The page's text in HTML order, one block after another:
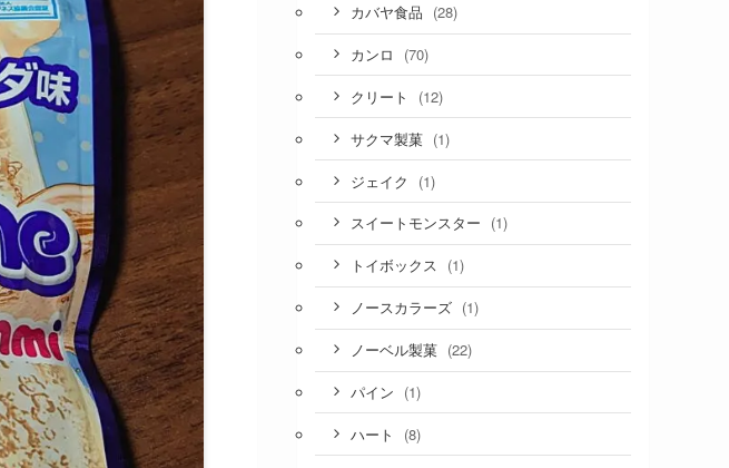
カバヤ食品 (28)
カンロ (70)
クリート (12)
サクマ製菓 (1)
ジェイク (1)
スイートモンスター (1)
トイボックス (1)
ノースカラーズ (1)
ノーベル製菓 (22)
パイン (1)
ハート (8)